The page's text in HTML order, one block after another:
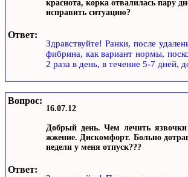
краснота, корка отвалилась пару
исправить ситуацию?
Ответ:
Здравствуйте! Ранки, после
фибрина, как вариант нормы,
2 раза в день, в течение 5-7 дней,
Вопрос:
16.07.12
Добрый день. Чем лечить
жжение. Дискомфорт. Больно
недели у меня отпуск???
Ответ: